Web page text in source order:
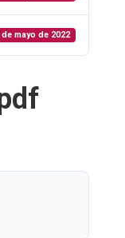
de mayo de 2022